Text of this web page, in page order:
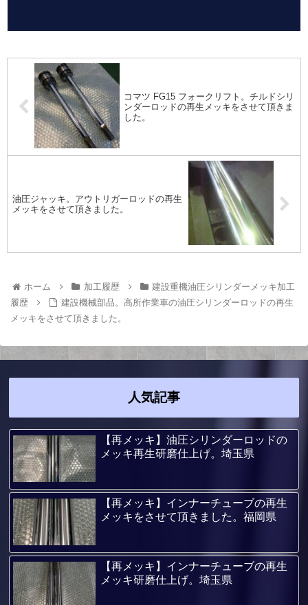
コマツ FG15 フォークリフト。チルドシリ
ンダーロッドの再生メッキをさせて頂きま
した。
油圧ジャッキ。アウトリガーロッドの再生
メッキをさせて頂きました。
ホーム 加工履歴
建設重機油圧シリンダーメッキ加工
履歴
建設機械部品。高所作業車の油圧シリンダーロッドの再生
メッキをさせて頂きました。
人気記事
【再メッキ】油圧シリンダーロッドの
メッキ再生研磨仕上げ。埼玉県
【再メッキ】インナーチューブの再生
メッキをさせて頂きました。福岡県
【再メッキ】インナーチューブの再生
メッキ研磨仕上げ。埼玉県